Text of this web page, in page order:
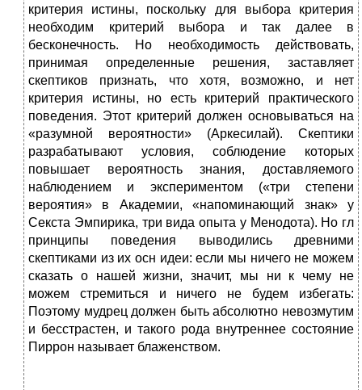
критерия истины, поскольку для выбора критерия
необходим критерий выбора и так далее в
бесконечность. Но необходимость действовать,
принимая определенные решения, заставляет
скептиков признать, что хотя, возможно, и нет
критерия истины, но есть критерий практического
поведения. Этот критерий должен основываться на
«разумной вероятности» (Аркесилай). Скептики
разрабатывают условия, соблюдение которых
повышает вероятность знания, доставляемого
наблюдением и экспериментом («три степени
вероятия» в Академии, «напоминающий знак» у
Секста Эмпирика, три вида опыта у Менодота). Но гл
принципы поведения выводились древними
скептиками из их осн идеи: если мы ничего не можем
сказать о нашей жизни, значит, мы ни к чему не
можем стремиться и ничего не будем избегать:
Поэтому мудрец должен быть абсолютно невозмутим
и бесстрастен, и такого рода внутреннее состояние
Пиррон называет блаженством.